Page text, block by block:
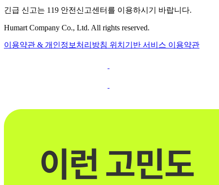
긴급 신고는 119 안전신고센터를 이용하시기 바랍니다.
Humart Company Co., Ltd. All rights reserved.
이용약관 & 개인정보처리방침 위치기반 서비스 이용약관